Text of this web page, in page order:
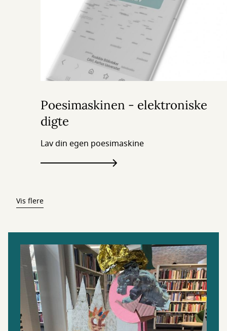
Poesimaskinen - elektroniske
digte
Lav din egen poesimaskine
Vis flere